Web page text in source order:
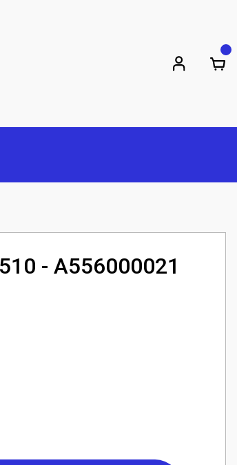
- A556000021